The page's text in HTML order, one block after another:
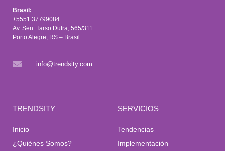
Brasil:
+5551 37799084
Av. Sen. Tarso Dutra, 565/311
Porto Alegre, RS – Brasil
info@trendsity.com
TRENDSITY
Inicio
¿Quiénes Somos?
SERVICIOS
Tendencias
Implementación